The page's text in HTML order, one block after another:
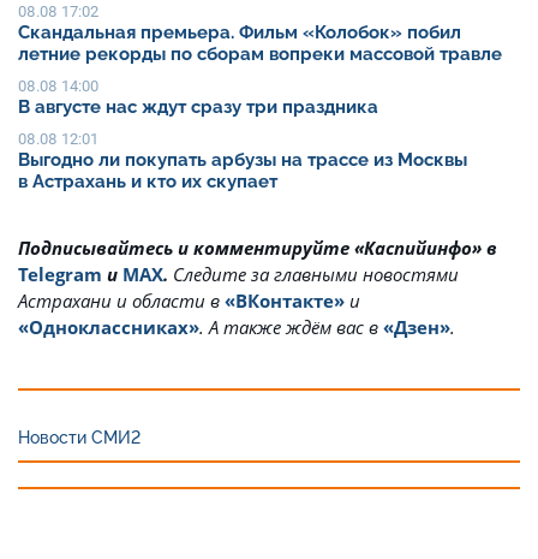
08.08 17:02
Скандальная премьера. Фильм «Колобок» побил
летние рекорды по сборам вопреки массовой травле
08.08 14:00
В августе нас ждут сразу три праздника
08.08 12:01
Выгодно ли покупать арбузы на трассе из Москвы
в Астрахань и кто их скупает
Подписывайтесь и комментируйте «Каспийинфо» в
Telegram и MAX. Cледите за главными новостями
Астрахани и области в «ВКонтакте» и
«Одноклассниках». А также ждём вас в «Дзен».
Новости СМИ2